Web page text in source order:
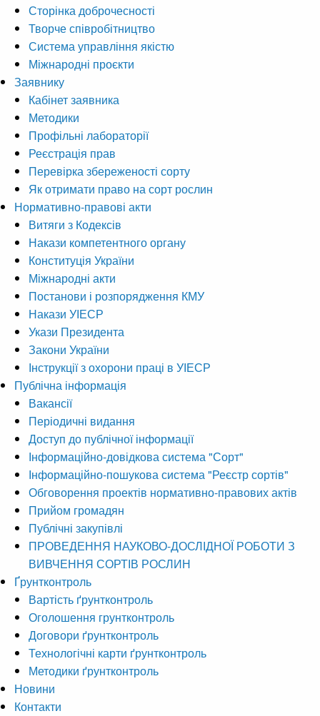
Сторінка доброчесності
Творче співробітництво
Система управління якістю
Міжнародні проєкти
Заявнику
Кабінет заявника
Методики
Профільні лабораторії
Реєстрація прав
Перевірка збереженості сорту
Як отримати право на сорт рослин
Нормативно-правові акти
Витяги з Кодексів
Накази компетентного органу
Конституція України
Міжнародні акти
Постанови і розпорядження КМУ
Накази УІЕСР
Укази Президента
Закони України
Інструкції з охорони праці в УІЕСР
Публічна інформація
Вакансії
Періодичні видання
Доступ до публічної інформації
Інформаційно-довідкова система "Сорт"
Інформаційно-пошукова система "Реєстр сортів"
Обговорення проектів нормативно-правових актів
Прийом громадян
Публічні закупівлі
ПРОВЕДЕННЯ НАУКОВО-ДОСЛІДНОЇ РОБОТИ З
ВИВЧЕННЯ СОРТІВ РОСЛИН
Ґрунтконтроль
Вартість ґрунтконтроль
Оголошення грунтконтроль
Договори ґрунтконтроль
Технологічні карти ґрунтконтроль
Методики ґрунтконтроль
Новини
Контакти